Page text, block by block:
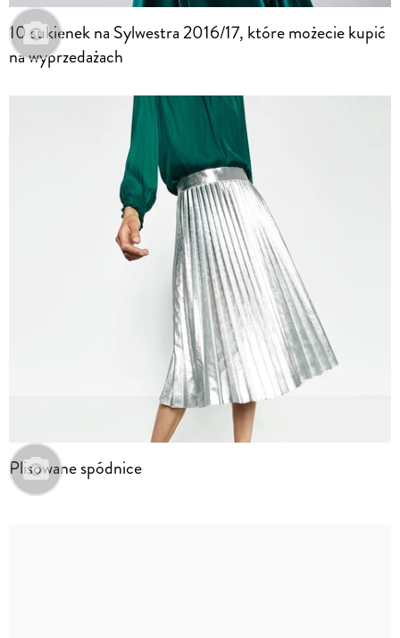
10 sukienek na Sylwestra 2016/17, które możecie kupić
na wyprzedażach
Plisowane spódnice